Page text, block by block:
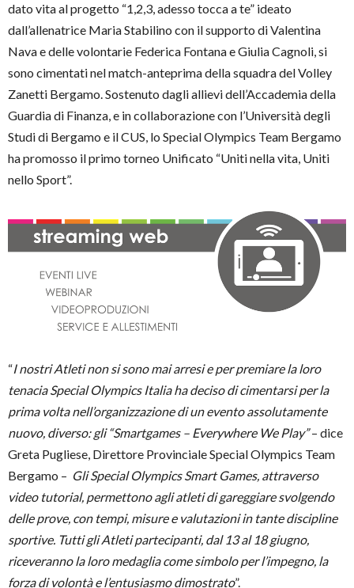
dato vita al progetto “1,2,3, adesso tocca a te” ideato
dall’allenatrice Maria Stabilino con il supporto di Valentina
Nava e delle volontarie Federica Fontana e Giulia Cagnoli, si
sono cimentati nel match-anteprima della squadra del Volley
Zanetti Bergamo. Sostenuto dagli allievi dell’Accademia della
Guardia di Finanza, e in collaborazione con l’Università degli
Studi di Bergamo e il CUS, lo Special Olympics Team Bergamo
ha promosso il primo torneo Unificato “Uniti nella vita, Uniti
nello Sport”.
“I nostri Atleti non si sono mai arresi e per premiare la loro
tenacia Special Olympics Italia ha deciso di cimentarsi per la
prima volta nell’organizzazione di un evento assolutamente
nuovo, diverso: gli “Smartgames – Everywhere We Play”– dice
Greta Pugliese, Direttore Provinciale Special Olympics Team
Bergamo – Gli Special Olympics Smart Games, attraverso
video tutorial, permettono agli atleti di gareggiare svolgendo
delle prove, con tempi, misure e valutazioni in tante discipline
sportive. Tutti gli Atleti partecipanti, dal 13 al 18 giugno,
riceveranno la loro medaglia come simbolo per l’impegno, la
forza di volontà e l’entusiasmo dimostrato”.